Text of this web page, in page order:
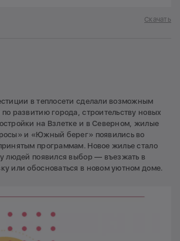
Скачать
в теплосети сделали возможным
развитию города, строительству новых
на Взлетке и в Северном, жилые
и «Южный берег» появились во
программам. Новое жилье стало
людей появился выбор — въезжать в
или обосноваться в новом уютном доме.